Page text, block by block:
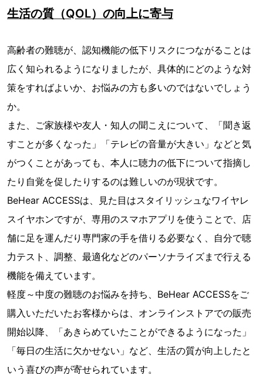
生活の質（QOL）の向上に寄与
高齢者の難聴が、認知機能の低下リスクにつながることは
広く知られるようになりましたが、具体的にどのような対
策をすればよいか、お悩みの方も多いのではないでしょう
か。
また、ご家族様や友人・知人の聞こえについて、「聞き返
すことが多くなった」「テレビの音量が大きい」などと気
がつくことがあっても、本人に聴力の低下について指摘し
たり自覚を促したりするのは難しいのが現状です。
BeHear ACCESSは、見た目はスタイリッシュなワイヤレ
スイヤホンですが、専用のスマホアプリを使うことで、店
舗に足を運んだり専門家の手を借りる必要なく、自分で聴
力テスト、調整、最適化などのパーソナライズまで行える
機能を備えています。
軽度～中度の難聴のお悩みを持ち、BeHear ACCESSをご
購入いただいたお客様からは、オンラインストアでの販売
開始以降、「あきらめていたことができるようになった」
「毎日の生活に欠かせない」など、生活の質が向上したと
いう喜びの声が寄せられています。